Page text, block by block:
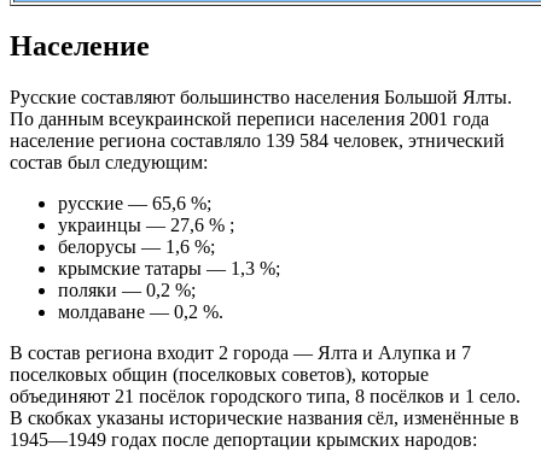
Население
Русские составляют большинство населения Большой Ялты.
По данным всеукраинской переписи населения 2001 года
население региона составляло 139 584 человек, этнический
состав был следующим:
русские — 65,6 %;
украинцы — 27,6 % ;
белорусы — 1,6 %;
крымские татары — 1,3 %;
поляки — 0,2 %;
молдаване — 0,2 %.
В состав региона входит 2 города — Ялта и Алупка и 7
поселковых общин (поселковых советов), которые
объединяют 21 посёлок городского типа, 8 посёлков и 1 село.
В скобках указаны исторические названия сёл, изменённые в
1945—1949 годах после депортации крымских народов: